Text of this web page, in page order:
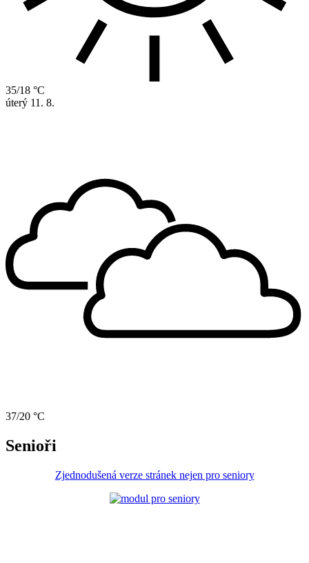
35/18 °C
úterý 11. 8.
37/20 °C
Senioři
Zjednodušená verze stránek nejen pro seniory